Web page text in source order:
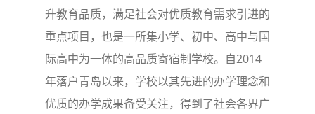
升教育品质，满足社会对优质教育需求引进的
重点项目，也是一所集小学、初中、高中与国
际高中为一体的高品质寄宿制学校。自2014
年落户青岛以来，学校以其先进的办学理念和
优质的办学成果备受关注，得到了社会各界广